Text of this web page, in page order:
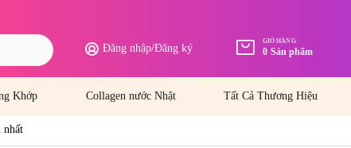
Đăng nhập/Đăng ký
GIỎ HÀNG
0 Sản phẩm
Khớp Collagen nước Nhật Tất Cả Thương Hiệu
nhất